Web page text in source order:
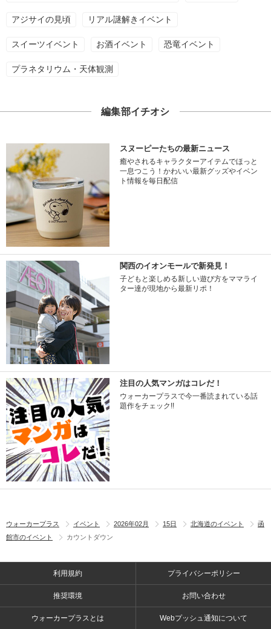
アジサイの見頃 リアル謎解きイベント
スイーツイベント お酒イベント 恐竜イベント
プラネタリウム・天体観測
編集部イチオシ
スヌーピーたちの最新ニュース
癒やされるキャラクターアイテムでほっと
一息つこう！かわいい最新グッズやイベン
ト情報を毎日配信
関西のイオンモールで新発見！
子どもと楽しめる新しい遊び方をママライ
ター達が現地から最新リポ！
注目の人気マンガはコレだ！
ウォーカープラスで今一番読まれている話
題作をチェック!!
ウォーカープラス イベント 2026年02月 15日 北海道のイベント
函
館市のイベント
カウントダウン
利用規約 プライバシーポリシー
推奨環境 お問い合わせ
ウォーカープラスとは Webプッシュ通知について